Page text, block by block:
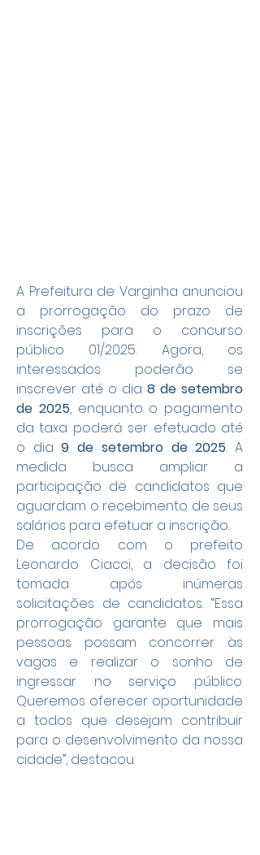
A Prefeitura de Varginha anunciou
a prorrogação do prazo de
inscrições para o concurso
público 01/2025. Agora, os
interessados poderão se
inscrever até o dia 8 de setembro
de 2025, enquanto o pagamento
da taxa poderá ser efetuado até
o dia 9 de setembro de 2025. A
medida busca ampliar a
participação de candidatos que
aguardam o recebimento de seus
salários para efetuar a inscrição.
De acordo com o prefeito
Leonardo Ciacci, a decisão foi
tomada após inúmeras
solicitações de candidatos. “Essa
prorrogação garante que mais
pessoas possam concorrer às
vagas e realizar o sonho de
ingressar no serviço público.
Queremos oferecer oportunidade
a todos que desejam contribuir
para o desenvolvimento da nossa
cidade”, destacou.